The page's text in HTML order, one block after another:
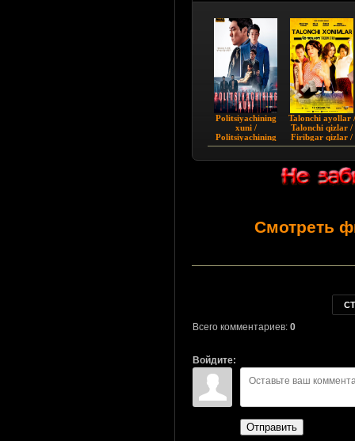
Politsiyachining
xuni /
Politsiyachining
qoni (2022) Koreya
Talonchi ayollar /
Talonchi qizlar /
Firibgar qizlar /
Turkiya filmi
Смотреть
Всего комментариев: 0
Войдите:
Отправить